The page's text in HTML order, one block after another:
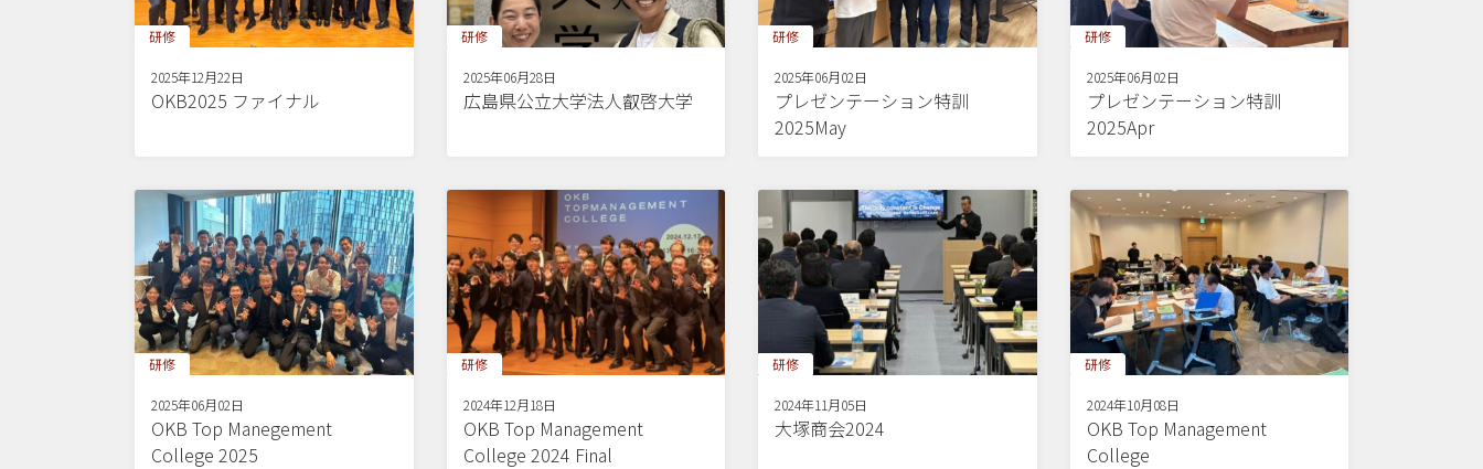
研修
2025年12月22日
OKB2025 ファイナル
研修
2025年06月28日
広島県公立大学法人叡啓大学
研修
2025年06月02日
プレゼンテーション特訓
2025May
研修
2025年06月02日
プレゼンテーション特訓
2025Apr
研修
2025年06月02日
OKB Top Manegement
College 2025
研修
2024年12月18日
OKB Top Management
College 2024 Final
研修
2024年11月05日
大塚商会2024
研修
2024年10月08日
OKB Top Management
College